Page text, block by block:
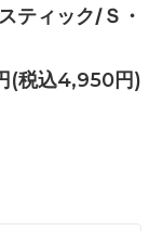
ティック/Ｓ・
(税込4,950円)